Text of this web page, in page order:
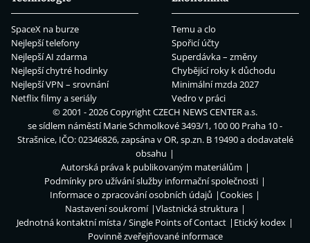
SpaceX na burze
Nejlepší telefony
Nejlepší AI zdarma
Nejlepší chytré hodinky
Nejlepší VPN – srovnání
Netflix filmy a seriály
Temu a clo
Spořicí účty
Superdávka – změny
Chybějící roky k důchodu
Minimální mzda 2027
Vedro v práci
© 2001 - 2026 CopyrightCZECH NEWS CENTER a.s.
se sídlem náměstí Marie Schmolkové 3493/1, 100 00 Praha 10 -
Strašnice, IČO: 02346826, zapsána v OR, sp.zn. B 19490 a dodavatelé
obsahu
Autorská práva k publikovaným materiálům
Podmínky pro užívání služby informační společnosti
Informace o zpracování osobních údajů
Cookies
Nastavení soukromí
Vlastnická struktura
Jednotná kontaktní místa / Single Points of Contact
Etický kodex
Povinně zveřejňované informace